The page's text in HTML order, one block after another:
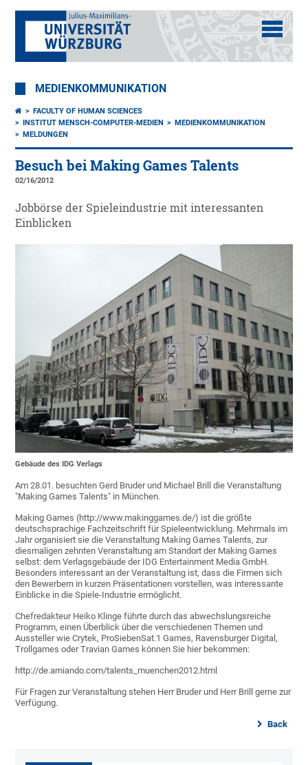
MEDIENKOMMUNIKATION
FACULTY OF HUMAN SCIENCES
INSTITUT MENSCH-COMPUTER-MEDIEN
MEDIENKOMMUNIKATION
MELDUNGEN
Besuch bei Making Games Talents
02/16/2012
Jobbörse der Spieleindustrie mit interessanten
Einblicken
Gebäude des IDG Verlags
Am 28.01. besuchten Gerd Bruder und Michael Brill die Veranstaltung
"Making Games Talents" in München.
Making Games (http://www.makinggames.de/) ist die größte
deutschsprachige Fachzeitschrift für Spieleentwicklung. Mehrmals im
Jahr organisiert sie die Veranstaltung Making Games Talents, zur
diesmaligen zehnten Veranstaltung am Standort der Making Games
selbst: dem Verlagsgebäude der IDG Entertainment Media GmbH.
Besonders interessant an der Veranstaltung ist, dass die Firmen sich
den Bewerbern in kurzen Präsentationen vorstellen, was interessante
Einblicke in die Spiele-Industrie ermöglicht.
Chefredakteur Heiko Klinge führte durch das abwechslungsreiche
Programm, einen Überblick über die verschiedenen Themen und
Aussteller wie Crytek, ProSiebenSat.1 Games, Ravensburger Digital,
Trollgames oder Travian Games können Sie hier bekommen:
http://de.amiando.com/talents_muenchen2012.html
Für Fragen zur Veranstaltung stehen Herr Bruder und Herr Brill gerne zur
Verfügung.
Back